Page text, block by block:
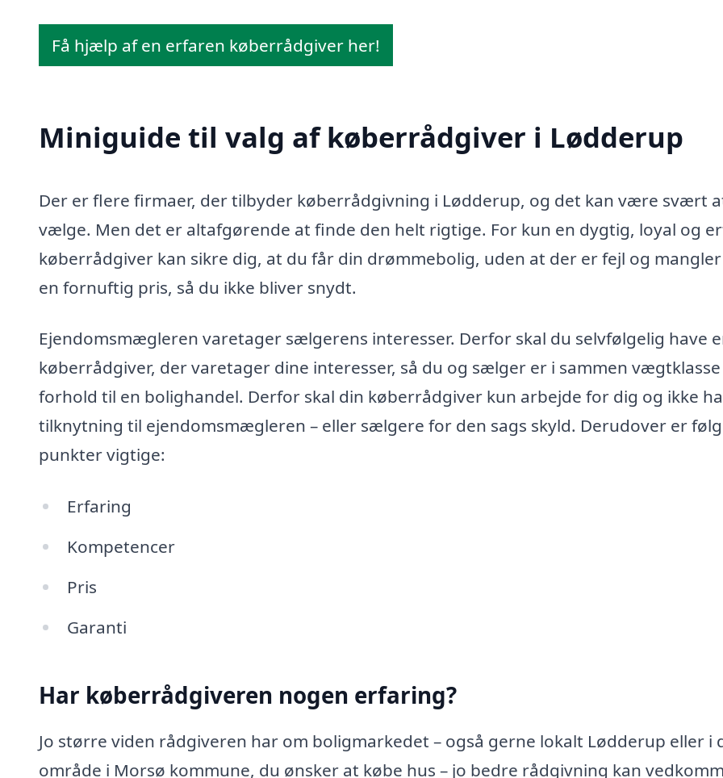
Få hjælp af en erfaren køberrådgiver her!
Miniguide til valg af køberrådgiver i Lødderup
Der er flere firmaer, der tilbyder køberrådgivning i Lødderup, og det kan være svært
vælge. Men det er altafgørende at finde den helt rigtige. For kun en dygtig, loyal og
køberrådgiver kan sikre dig, at du får din drømmebolig, uden at der er fejl og
en fornuftig pris, så du ikke bliver snydt.
Ejendomsmægleren varetager sælgerens interesser. Derfor skal du selvfølgelig have
køberrådgiver, der varetager dine interesser, så du og sælger er i sammen
forhold til en bolighandel. Derfor skal din køberrådgiver kun arbejde for dig og ikke
tilknytning til ejendomsmægleren – eller sælgere for den sags skyld. Derudover er
punkter vigtige:
Erfaring
Kompetencer
Pris
Garanti
Har køberrådgiveren nogen erfaring?
Jo større viden rådgiveren har om boligmarkedet – også gerne lokalt Lødderup eller i
område i Morsø kommune, du ønsker at købe hus – jo bedre rådgivning kan